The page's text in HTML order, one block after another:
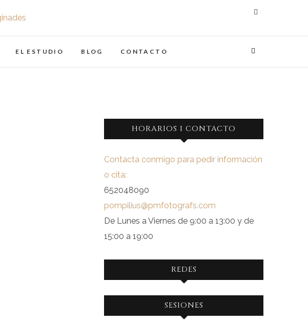
Imaginades
EL ESTUDIO BLOG CONTACTO
HORARIOS I CONTACTO
Contacta conmigo para pedir información
o cita:
652048090
pompilius@pmfotografs.com
De Lunes a Viernes de 9:00 a 13:00 y de
15:00 a 19:00
REDES
perfil
perfil
SESIONES